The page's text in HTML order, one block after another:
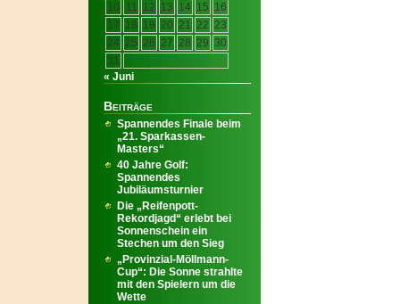
10
11 12 13 14 15 16
17 18 19 20 21 22 23
24 25 26 27 28 29 30
31
« Juni
Beiträge
Spannendes Finale beim
„21. Sparkassen-
Masters“
40 Jahre Golf:
Spannendes
Jubiläumsturnier
Die „Reifenpott-
Rekordjagd“ erlebt bei
Sonnenschein ein
Stechen um den Sieg
„Provinzial-Möllmann-
Cup“: Die Sonne strahlte
mit den Spielern um die
Wette